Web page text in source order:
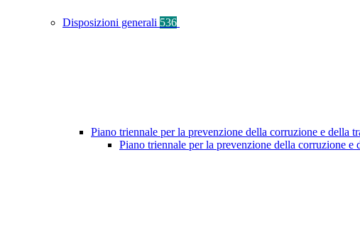
Disposizioni generali 536
Piano triennale per la prevenzione della corruzione e della
Piano triennale per la prevenzione della corruzione e